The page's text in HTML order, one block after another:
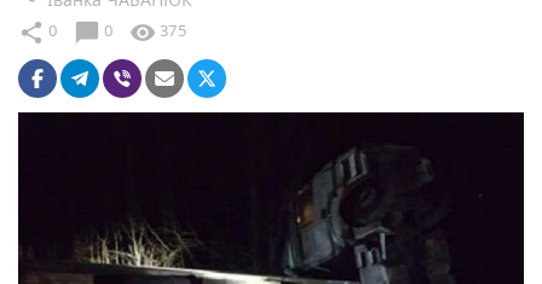
share 0 chat_bubble 0 visibility 375